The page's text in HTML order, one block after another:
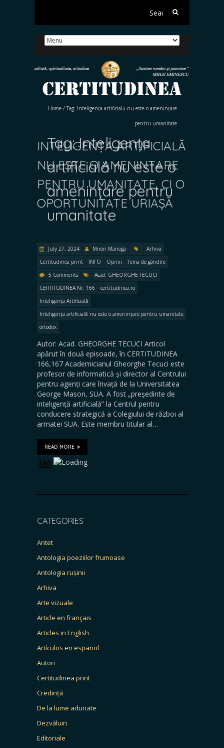
Search
Home / Tag: Inteligența artificială nu este o amenințare
pentru umanitate
Tag:Inteligența
artificială nu este o
amenințare pentru
umanitate
INTELIGENȚA ARTIFICIALĂ
NU ESTE O AMENINȚARE
PENTRU UMANITATE, CI O
OPORTUNITATE URIAȘĂ
July 27, 2024 Miron Manega
Arhiva
Certitudinea print
INFO Opinii
Tema de gândire
5 Comments
Acad. GHEORGHE TECUCI
CERTITUDINEA Nr. 166
certitudinea.ro
Inteligența Artificială
Inteligența artificială nu este o amenințare pentru umanitate
ortodox
Autor: Acad. GHEORGHE TECUCI Articol
apărut în două episoade, în CERTITUDINEA
166,167 Academicianul Gheorghe Tecuci este
profesor de informatică și director al Centrului
pentru agenți care învață de la Universitatea
George Mason, SUA. A fost „președinte de
inteligență artificială” la Centrul pentru
conducere strategică a Colegiului de război al
armatei SUA. Este membru titular al…
READ MORE
CATEGORIES
Antet
Antologia poeziilor frumoase
Antologia rușinii
Arhiva
Arte vizuale
Article en français
Articles in English
Artículos en español
Autori
Certitudinea print
Credință
De la lume adunate
Dezvăluiri
Editoriale